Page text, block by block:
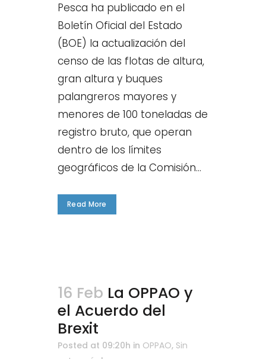
Pesca ha publicado en el
Boletín Oficial del Estado
(BOE) la actualización del
censo de las flotas de altura,
gran altura y buques
palangreros mayores y
menores de 100 toneladas de
registro bruto, que operan
dentro de los límites
geográficos de la Comisión...
Read More
16 Feb La OPPAO y
el Acuerdo del
Brexit
Posted at 09:20h in OPPAO, Sin